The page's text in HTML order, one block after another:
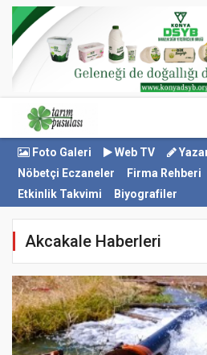
Foto Galeri Web TV
Nöbetçi Eczaneler
Firma Rehberi
Etkinlik Takvimi
Biyografiler
Akcakale Haberleri